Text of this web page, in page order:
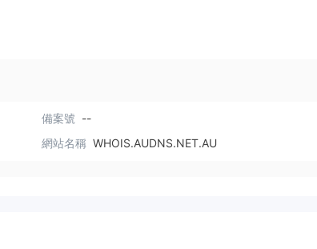
備案號 --
網站名稱 WHOIS.AUDNS.NET.AU